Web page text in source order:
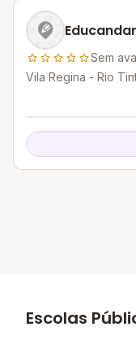
Sem
Vila Regina - Rio
Escolas